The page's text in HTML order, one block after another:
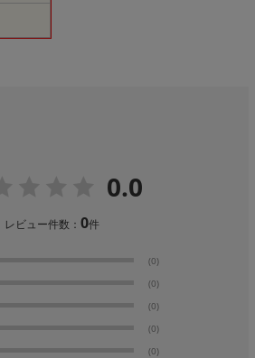
0.0
レビュー件数：0件
(0)
(0)
(0)
(0)
(0)